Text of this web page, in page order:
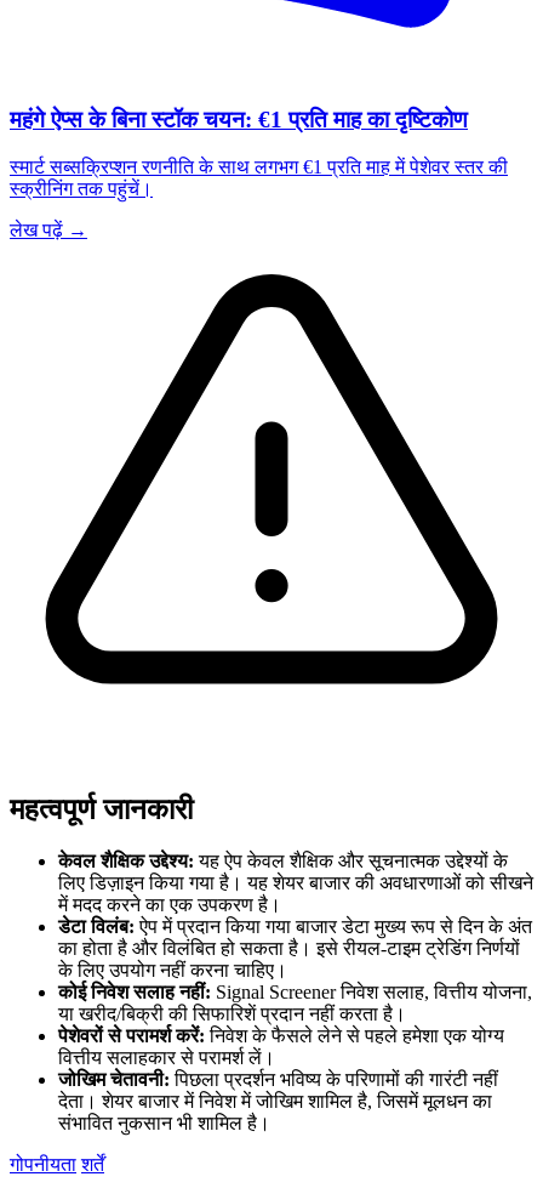
महंगे ऐप्स के बिना स्टॉक चयन: €1 प्रति माह का दृष्टिकोण
स्मार्ट सब्सक्रिप्शन रणनीति के साथ लगभग €1 प्रति माह में पेशेवर स्तर की
स्क्रीनिंग तक पहुंचें।
लेख पढ़ें →
महत्वपूर्ण जानकारी
केवल शैक्षिक उद्देश्य: यह ऐप केवल शैक्षिक और सूचनात्मक उद्देश्यों के
लिए डिज़ाइन किया गया है। यह शेयर बाजार की अवधारणाओं को सीखने
में मदद करने का एक उपकरण है।
डेटा विलंब: ऐप में प्रदान किया गया बाजार डेटा मुख्य रूप से दिन के अंत
का होता है और विलंबित हो सकता है। इसे रीयल-टाइम ट्रेडिंग निर्णयों
के लिए उपयोग नहीं करना चाहिए।
कोई निवेश सलाह नहीं: Signal Screener निवेश सलाह, वित्तीय योजना,
या खरीद/बिक्री की सिफारिशें प्रदान नहीं करता है।
पेशेवरों से परामर्श करें: निवेश के फैसले लेने से पहले हमेशा एक योग्य
वित्तीय सलाहकार से परामर्श लें।
जोखिम चेतावनी: पिछला प्रदर्शन भविष्य के परिणामों की गारंटी नहीं
देता। शेयर बाजार में निवेश में जोखिम शामिल है, जिसमें मूलधन का
संभावित नुकसान भी शामिल है।
गोपनीयता शर्तें